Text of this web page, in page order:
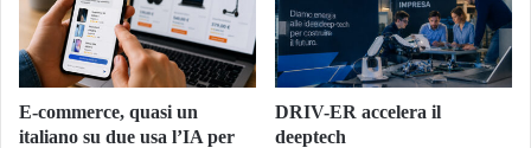
E-commerce, quasi un
italiano su due usa l’IA per
DRIV-ER accelera il
deeptech